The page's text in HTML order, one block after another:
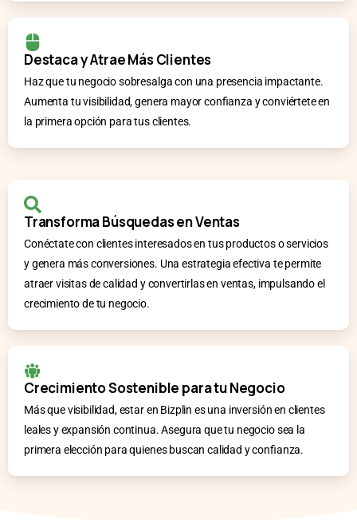
Destaca y Atrae Más Clientes
Haz que tu negocio sobresalga con una presencia impactante.
Aumenta tu visibilidad, genera mayor confianza y conviértete en
la primera opción para tus clientes.
Transforma Búsquedas en Ventas
Conéctate con clientes interesados en tus productos o servicios
y genera más conversiones. Una estrategia efectiva te permite
atraer visitas de calidad y convertirlas en ventas, impulsando el
crecimiento de tu negocio.
Crecimiento Sostenible para tu Negocio
Más que visibilidad, estar en Bizplin es una inversión en clientes
leales y expansión continua. Asegura que tu negocio sea la
primera elección para quienes buscan calidad y confianza.